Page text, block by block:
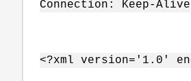
Connection: Keep-Alive
<?xml version='1.0'